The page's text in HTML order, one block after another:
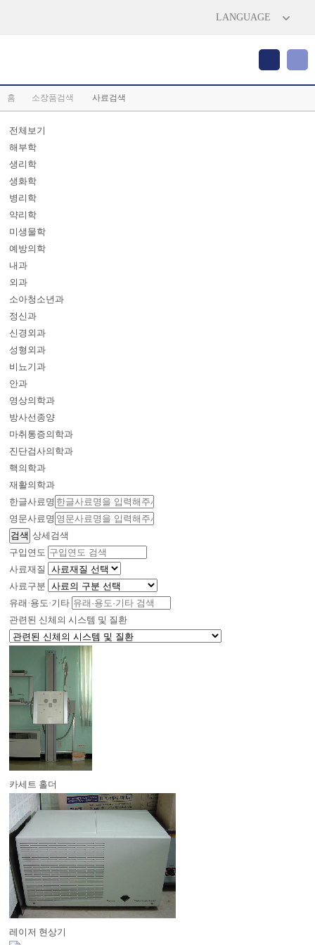
LANGUAGE
홈 소장품검색 사료검색
전체보기
해부학
생리학
생화학
병리학
약리학
미생물학
예방의학
내과
외과
소아청소년과
정신과
신경외과
성형외과
비뇨기과
안과
영상의학과
방사선종양
마취통증의학과
진단검사의학과
핵의학과
재활의학과
한글사료명
영문사료명
상세검색
구입연도
사료재질
사료구분
유래·용도·기타
관련된 신체의 시스템 및 질환
카세트 홀더
레이저 현상기